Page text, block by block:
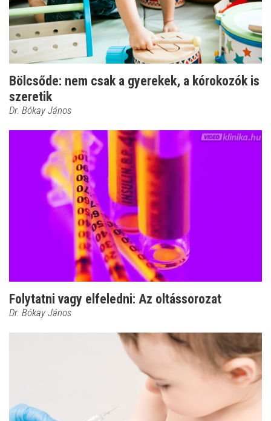
Bölcsőde: nem csak a gyerekek, a kórokozók is
szeretik
Dr. Bókay János
Folytatni vagy elfeledni: Az oltássorozat
Dr. Bókay János